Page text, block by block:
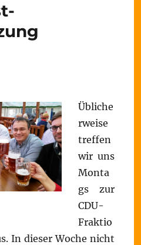
Übliche
rweise
treffen
wir uns
Monta
gs zur
CDU-
Fraktio
In dieser Woche nicht